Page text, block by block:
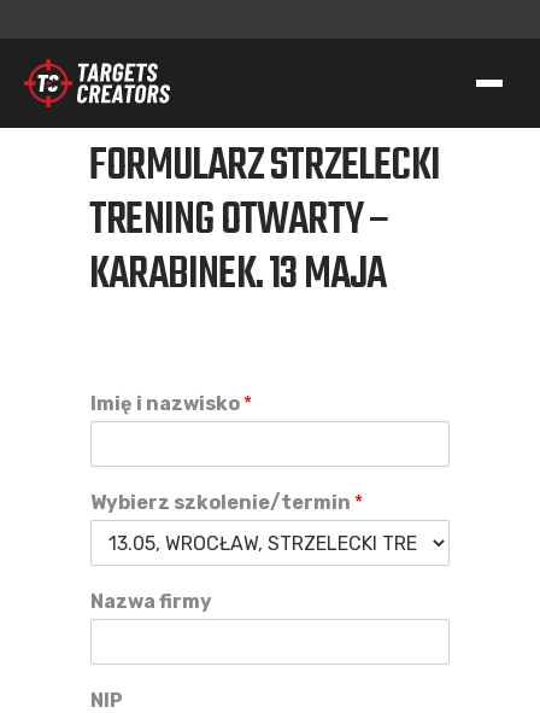
KONTAKT
TC GROUP
STRZELECTWO SPORTOWO-TAKTYCZNE
TC GEAR
KONTAKT
FORMULARZ STRZELECKI
TRENING OTWARTY –
KARABINEK. 13 MAJA
Imię i nazwisko *
Wybierz szkolenie/termin *
Nazwa firmy
NIP